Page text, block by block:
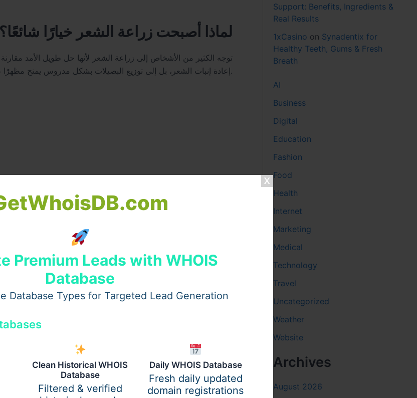
Premium Leads with WHOIS
Database
Database Types for Targeted Lead Generation
Clean Historical WHOIS
Database
Filtered & verified
Daily WHOIS Database
Fresh daily updated
domain registrations
لماذا أصبحت زراعة الشعر خيارًا شائعًا؟
توجه الكثير من الأشخاص إلى زراعة الشعر لأنها حل طويل الأمد
إعادة إنبات الشعر، بل إلى توزيع البصيلات بشكل مدروس يمنح مظهرًا طبيعيًا ومتناسقًا، ما يجعله خيارًا جذابًا للباحثين عن نتائج واضحة ومستقرة.
تطور تقنيات زراعة الشعر الحديثة
شهدت زراعة الشعر تطورًا ملحوظًا خلال العقد الأخير، حيث انتقلت من
دور الأجهزة الطبية المتقدمة في النتائج
الأجهزة الطبية الحديثة تلعب دورًا أساسيًا في نجاح زراعة الشعر،
من تلف البصيلات، ويحسن نسبة بقاء الشعر المزروع، كما يساعد على تحقيق توزيع متوازن يتماشى مع خط الشعر الطبيعي.
Support: Benefits, Ingredients &
Real Results
1xCasino on Synadentix for
Healthy Teeth, Gums & Fresh
Breath
AI
Business
Digital
Education
Fashion
Food
Health
Internet
Marketing
Medical
Technology
Travel
Uncategorized
Weather
Website
Archives
August 2026